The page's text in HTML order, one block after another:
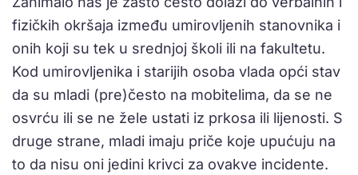
fizičkih okršaja između umirovljenih stanovnika i
onih koji su tek u srednjoj školi ili na fakultetu.
Kod umirovljenika i starijih osoba vlada opći stav
da su mladi (pre)često na mobitelima, da se ne
osvrću ili se ne žele ustati iz prkosa ili lijenosti. S
druge strane, mladi imaju priče koje upućuju na
to da nisu oni jedini krivci za ovakve incidente.